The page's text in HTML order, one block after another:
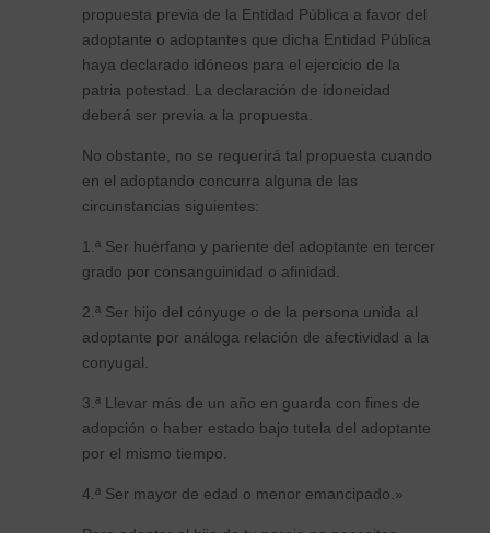
propuesta previa de la Entidad Pública a favor del
adoptante o adoptantes que dicha Entidad Pública
haya declarado idóneos para el ejercicio de la
patria potestad. La declaración de idoneidad
deberá ser previa a la propuesta.
No obstante, no se requerirá tal propuesta cuando
en el adoptando concurra alguna de las
circunstancias siguientes:
1.ª Ser huérfano y pariente del adoptante en tercer
grado por consanguinidad o afinidad.
2.ª Ser hijo del cónyuge o de la persona unida al
adoptante por análoga relación de afectividad a la
conyugal.
3.ª Llevar más de un año en guarda con fines de
adopción o haber estado bajo tutela del adoptante
por el mismo tiempo.
4.ª Ser mayor de edad o menor emancipado.»